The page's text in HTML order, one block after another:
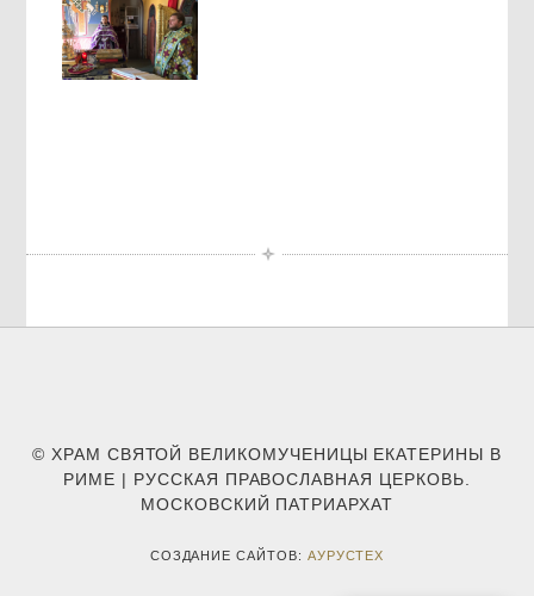
© ХРАМ СВЯТОЙ ВЕЛИКОМУЧЕНИЦЫ ЕКАТЕРИНЫ В
РИМЕ | РУССКАЯ ПРАВОСЛАВНАЯ ЦЕРКОВЬ.
МОСКОВСКИЙ ПАТРИАРХАТ
СОЗДАНИЕ САЙТОВ: АУРУСТЕХ